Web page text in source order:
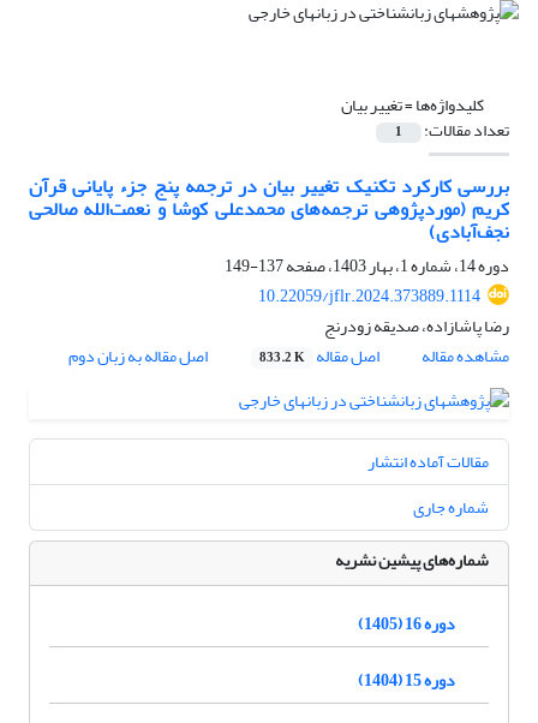
کلیدواژه‌ها =تغییر بیان
تعداد مقالات: 1
بررسی کارکرد تکنیک تغییر بیان در ترجمه پنج جزء پایانی قرآن
کریم (موردپژوهی ترجمه‌های محمدعلی کوشا و نعمت‌الله صالحی
نجف‌آبادی)
دوره 14، شماره 1، بهار 1403، صفحه
137-149
10.22059/jflr.2024.373889.1114
رضا پاشازاده، صدیقه زودرنج
مشاهده مقاله
اصل مقاله 833.2 K اصل مقاله به زبان دوم
مقالات آماده انتشار
شماره جاری
شماره‌های پیشین نشریه
دوره 16 (1405)
دوره 15 (1404)